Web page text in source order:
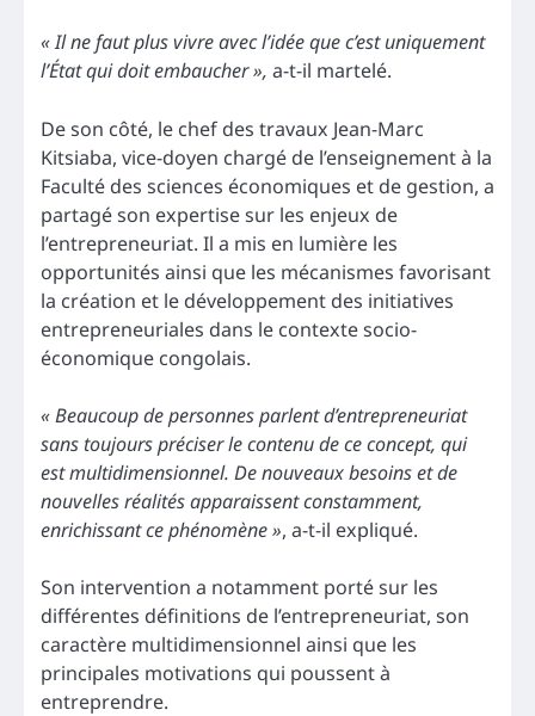
« Il ne faut plus vivre avec l’idée que c’est uniquement
l’État qui doit embaucher », a-t-il martelé.
De son côté, le chef des travaux Jean-Marc
Kitsiaba, vice-doyen chargé de l’enseignement à la
Faculté des sciences économiques et de gestion, a
partagé son expertise sur les enjeux de
l’entrepreneuriat. Il a mis en lumière les
opportunités ainsi que les mécanismes favorisant
la création et le développement des initiatives
entrepreneuriales dans le contexte socio-
économique congolais.
« Beaucoup de personnes parlent d’entrepreneuriat
sans toujours préciser le contenu de ce concept, qui
est multidimensionnel. De nouveaux besoins et de
nouvelles réalités apparaissent constamment,
enrichissant ce phénomène », a-t-il expliqué.
Son intervention a notamment porté sur les
différentes définitions de l’entrepreneuriat, son
caractère multidimensionnel ainsi que les
principales motivations qui poussent à
entreprendre.